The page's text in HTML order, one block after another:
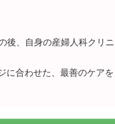
後、自身の産婦人科クリニ
に合わせた、最善のケアを